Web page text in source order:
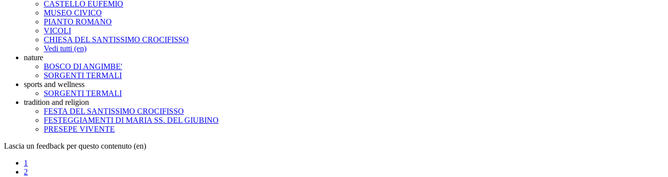
CASTELLO EUFEMIO
MUSEO CIVICO
PIANTO ROMANO
VICOLI
CHIESA DEL SANTISSIMO CROCIFISSO
Vedi tutti (en)
nature
BOSCO DI ANGIMBE'
SORGENTI TERMALI
sports and wellness
SORGENTI TERMALI
tradition and religion
FESTA DEL SANTISSIMO CROCIFISSO
FESTEGGIAMENTI DI MARIA SS. DEL GIUBINO
PRESEPE VIVENTE
Lascia un feedback per questo contenuto (en)
1
2